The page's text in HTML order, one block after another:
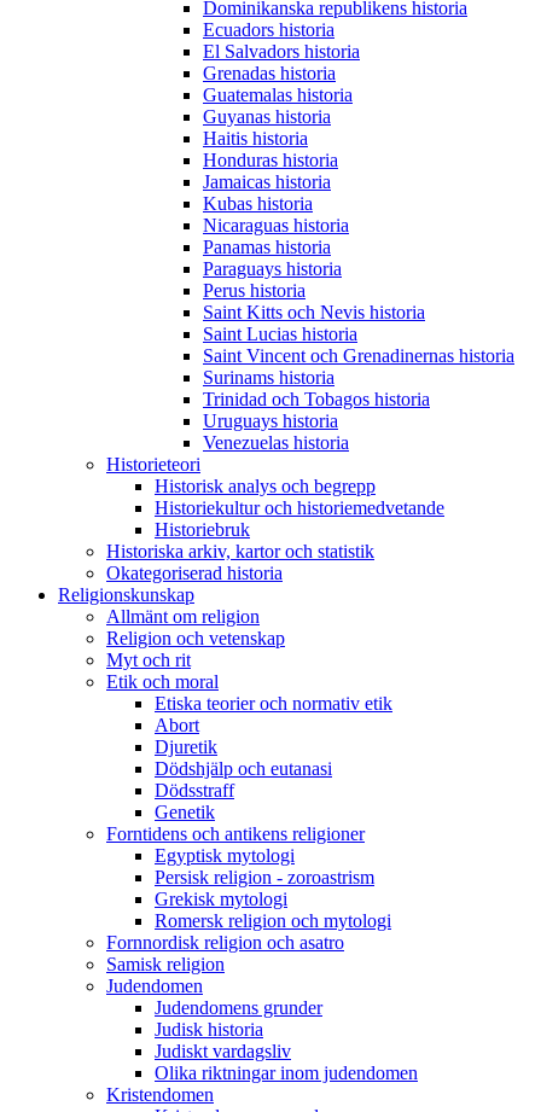
Dominikanska republikens historia
Ecuadors historia
El Salvadors historia
Grenadas historia
Guatemalas historia
Guyanas historia
Haitis historia
Honduras historia
Jamaicas historia
Kubas historia
Nicaraguas historia
Panamas historia
Paraguays historia
Perus historia
Saint Kitts och Nevis historia
Saint Lucias historia
Saint Vincent och Grenadinernas historia
Surinams historia
Trinidad och Tobagos historia
Uruguays historia
Venezuelas historia
Historieteori
Historisk analys och begrepp
Historiekultur och historiemedvetande
Historiebruk
Historiska arkiv, kartor och statistik
Okategoriserad historia
Religionskunskap
Allmänt om religion
Religion och vetenskap
Myt och rit
Etik och moral
Etiska teorier och normativ etik
Abort
Djuretik
Dödshjälp och eutanasi
Dödsstraff
Genetik
Forntidens och antikens religioner
Egyptisk mytologi
Persisk religion - zoroastrism
Grekisk mytologi
Romersk religion och mytologi
Fornnordisk religion och asatro
Samisk religion
Judendomen
Judendomens grunder
Judisk historia
Judiskt vardagsliv
Olika riktningar inom judendomen
Kristendomen